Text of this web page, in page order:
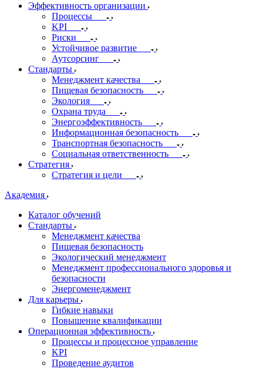
Эффективность организации
Процессы
KPI
Риски
Устойчивое развитие
Аутсорсинг
Стандарты
Менеджмент качества
Пищевая безопасность
Экология
Охрана труда
Энергоэффективность
Информационная безопасность
Транспортная безопасность
Социальная ответственность
Стратегия
Стратегия и цели
Академия
Каталог обучений
Стандарты
Менеджмент качества
Пищевая безопасность
Экологический менеджмент
Менеджмент профессионального здоровья и
безопасности
Энергоменеджмент
Для карьеры
Гибкие навыки
Повышение квалификации
Операционная эффективность
Процессы и процессное управление
KPI
Проведение аудитов